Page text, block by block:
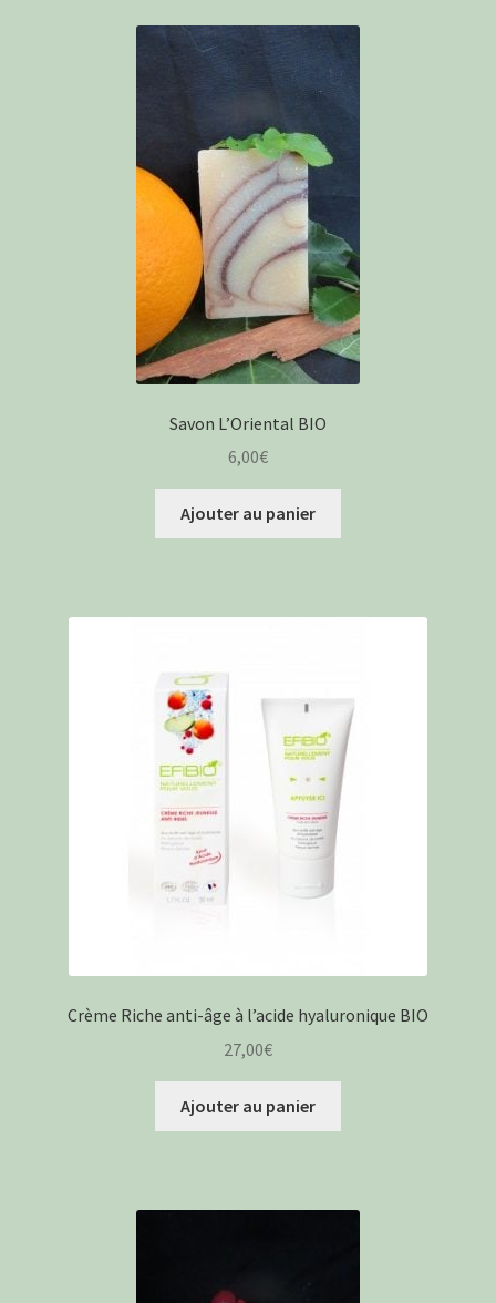
Savon L’Oriental BIO
6,00€
Ajouter au panier
Crème Riche anti-âge à l’acide hyaluronique BIO
27,00€
Ajouter au panier